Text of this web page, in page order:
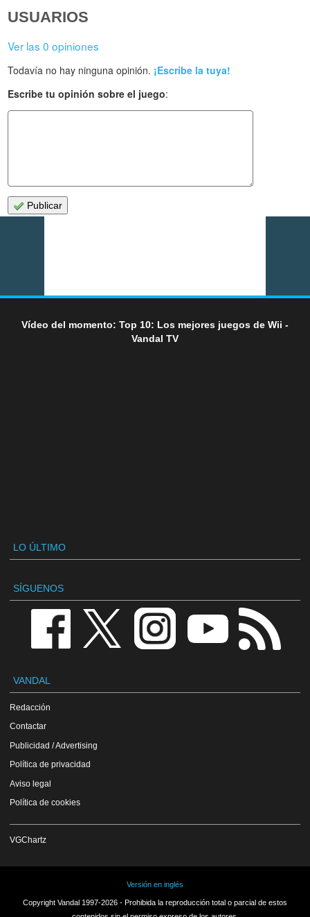
USUARIOS
Ver las 0 opiniones
Todavía no hay ninguna opinión. ¡Escribe la tuya!
Escribe tu opinión sobre el juego:
Publicar
Vídeo del momento: Top 10: Los mejores juegos de Wii -
Vandal TV
LO ÚLTIMO
SÍGUENOS
VANDAL
Redacción
Contactar
Publicidad / Advertising
Política de privacidad
Aviso legal
Política de cookies
VGChartz
Versión en inglés
Copyright Vandal 1997-2026 - Prohibida la reproducción total o parcial de estos